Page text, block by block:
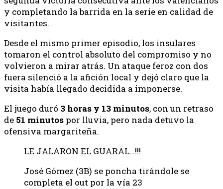
y completando la barrida en la serie en calidad de
visitantes.
Desde el mismo primer episodio, los insulares
tomaron el control absoluto del compromiso y no
volvieron a mirar atrás. Un ataque feroz con dos
fuera silenció a la afición local y dejó claro que la
visita había llegado decidida a imponerse.
El juego duró 3 horas y 13 minutos, con un retraso
de 51 minutos por lluvia, pero nada detuvo la
ofensiva margariteña.
LE JALARON EL GUARAL…!!!
José Gómez (3B) se poncha tirándole se
completa el out por la vía 23